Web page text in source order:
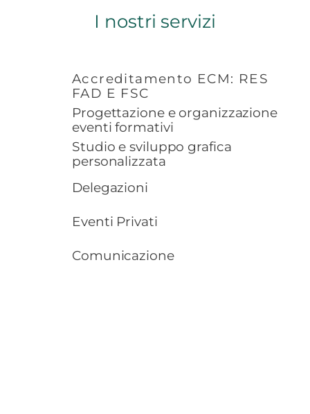
I nostri servizi
Accreditamento ECM: RES
FAD E FSC
Progettazione e organizzazione
eventi formativi
Studio e sviluppo grafica
personalizzata
Delegazioni
Eventi Privati
Comunicazione